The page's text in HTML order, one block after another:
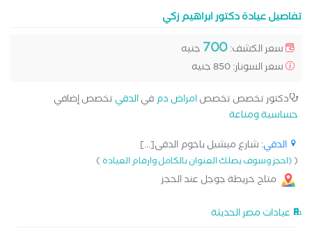
تفاصيل عيادة دكتور ابراهيم زكي
سعر الكشف:700 جنيه
سعر السونار: 850 جنيه
دكتور تخصص تخصصامراض دمفيالدقي تخصص إضافي
حساسية ومناعة
الدقي: شارع ميشيل باخوم الدقى[...]
((احجز وسوف يصلك العنوان بالكامل وارقام العيادة)
متاح خريطة جوجل عند الحجز
عيادات مصر الحديثة